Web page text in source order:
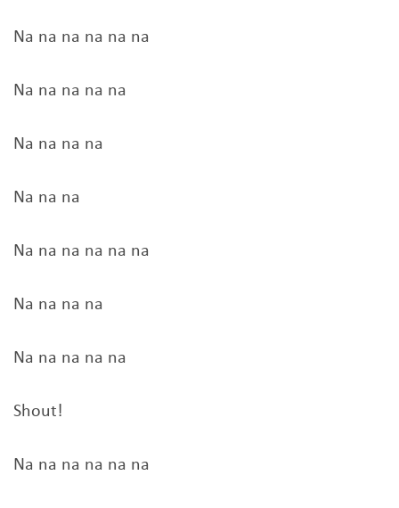
Na na na na na na
Na na na na na
Na na na na
Na na na
Na na na na na na
Na na na na
Na na na na na
Shout!
Na na na na na na